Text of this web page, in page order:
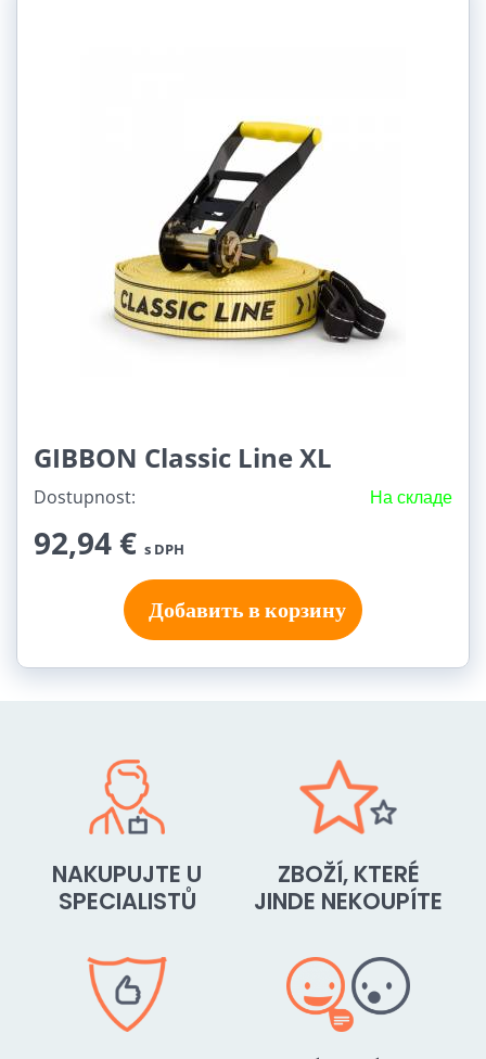
GIBBON Classic Line XL
Dostupnost: На складе
92,94 € s DPH
Добавить в корзину
NAKUPUJTE U
SPECIALISTŮ
ZBOŽÍ, KTERÉ
JINDE NEKOUPÍTE